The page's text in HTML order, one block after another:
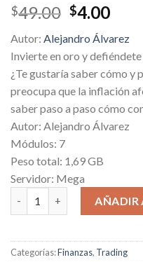
$49.00 Original
price
was:
$49.00.
$4.00
is:
Autor: Alejandro Álvarez
Invierte en oro y
¿Te gustaría saber cómo y
preocupa que la inflación
saber paso a paso cómo
Autor: Alejandro Álvarez
Módulos: 7
Peso total: 1,69 GB
Servidor: Mega
Aprende a Invertir en Oro
AÑADIR
Categorías:Finanzas, Trading